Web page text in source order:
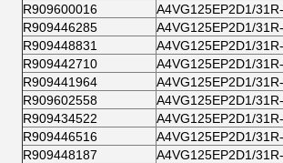
R909600016
A4VG125EP2D1/
R909446285
A4VG125EP2D1/
R909448831
A4VG125EP2D1/
R909442710
A4VG125EP2D1/
R909441964
A4VG125EP2D1/
R909602558
A4VG125EP2D1/
R909434522
A4VG125EP2D1/
R909446516
A4VG125EP2D1/
R909448187
A4VG125EP2D1/